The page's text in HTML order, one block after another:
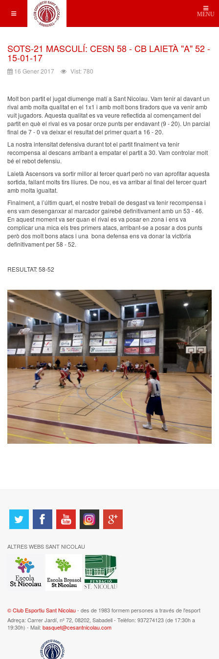
MENU
SOTS-21 MASCULÍ: CESN 58 - CB LAIETÀ "A" 52 -
15-01-17
16 Gener 2017 Vist: 780
Molt bon partit el jugat diumenge matí a Sant Nicolau. Vam tenir al davant un
rival amb molta qualitat en el 1x1 i amb molt bons tiradors que va venir amb
vuit jugadors. Aquesta qualitat es va veure reflectida al començament del
partit en què el rival es va posar onze punts per endavant (9 - 20). Un parcial
final de 7 - 0 va deixar el resultat del primer quart a 16 - 20.
La nostra intensitat defensiva durant tot el partit finalment va tenir
recompensa al descans arribant a empatar el partit a 30. Vam controlar molt
bé el rebot defensiu.
Laietà Ascensors va sortir millor al tercer quart però no van aprofitar aquesta
sortida, fallant molts tirs lliures. De nou, es va arribar al final del tercer quart
amb molta igualtat.
Finalment, a l’últim quart, el nostre treball de desgast va tenir recompensa i
ens vam desenganxar al marcador gairebé definitivament amb un 53 - 46.
En aquest moment va ser quan el rival es va posar en zona i ens va
complicar una mica els tres primers atacs, arribant-se a posar a dos punts
però dos molt bons atacs i una bona defensa ens va donar la victòria
definitivament per 58 - 52.
RESULTAT: 58-52
ALTRES WEBS SANT NICOLAU
© Club Esportiu Sant Nicolau- des de 1983 formem persones a través de l'esport
Adreça: Carrer Jardí, nº 72, 08202, Sabadell - Telèfon: 937274123 (de 17:30h a
19:30h) - Mail: basquet@cesantnicolau.com